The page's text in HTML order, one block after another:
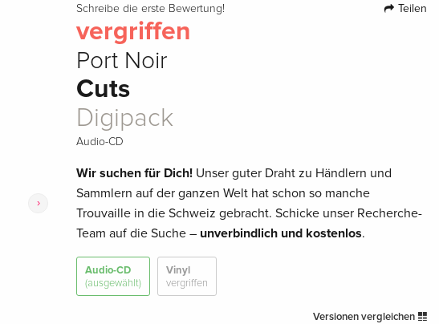
›
Schreibe die erste Bewertung! Teilen
vergriffen
Port Noir
Cuts
Digipack
Audio-CD
Wir suchen für Dich! Unser guter Draht zu Händlern und
Sammlern auf der ganzen Welt hat schon so manche
Trouvaille in die Schweiz gebracht. Schicke unser Recherche-
Team auf die Suche – unverbindlich und kostenlos.
Audio-CD
(ausgewählt)
Vinyl
vergriffen
Versionen vergleichen